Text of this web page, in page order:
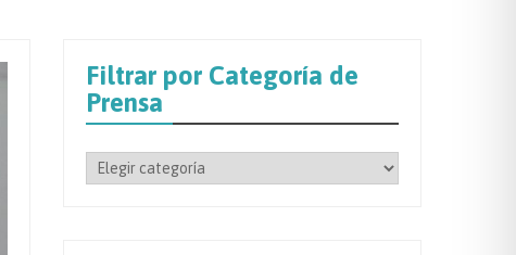
Filtrar por Categoría de
Prensa
Filtrar